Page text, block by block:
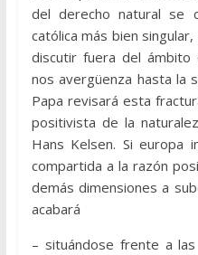
del derecho natural se
católica más bien
discutir fuera del ámbito
nos avergüenza hasta la
Papa revisará esta
positivista de la
Hans Kelsen. Si europa
compartida a la razón
demás dimensiones a
acabará
– situándose frente a